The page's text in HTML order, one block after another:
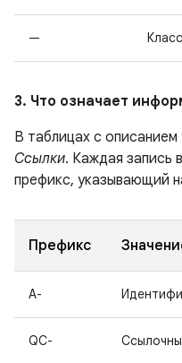
—
3. Что означает
В таблицах с
Ссылки. Каждая запись
префикс, указывающий
Префикс
A-
QC-